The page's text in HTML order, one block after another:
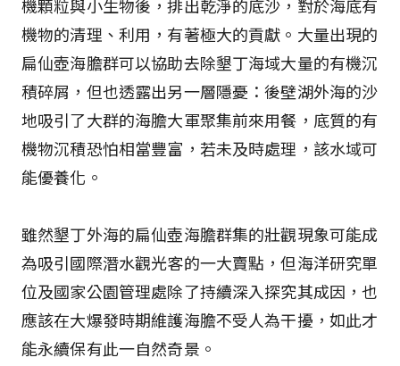
機顆粒與小生物後，排出乾淨的底沙，對於海底有
機物的清理、利用，有著極大的貢獻。大量出現的
扁仙壺海膽群可以協助去除墾丁海域大量的有機沉
積碎屑，但也透露出另一層隱憂：後壁湖外海的沙
地吸引了大群的海膽大軍聚集前來用餐，底質的有
機物沉積恐怕相當豐富，若未及時處理，該水域可
能優養化。
雖然墾丁外海的扁仙壺海膽群集的壯觀現象可能成
為吸引國際潛水觀光客的一大賣點，但海洋研究單
位及國家公園管理處除了持續深入探究其成因，也
應該在大爆發時期維護海膽不受人為干擾，如此才
能永續保有此一自然奇景。